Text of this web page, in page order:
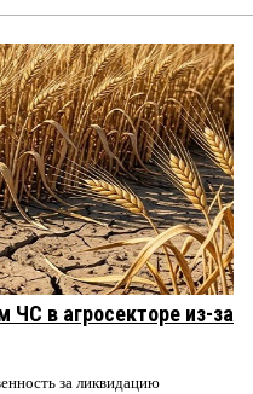
в агросекторе из-за
за ликвидацию